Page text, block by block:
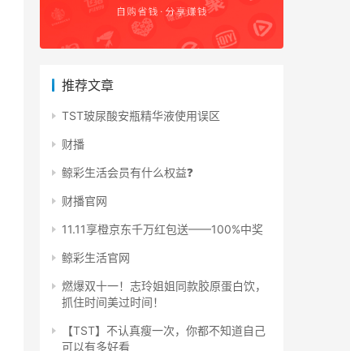
推荐文章
TST玻尿酸安瓶精华液使用误区
财播
鲸彩生活会员有什么权益❓
财播官网
11.11享橙京东千万红包送——100%中奖
鲸彩生活官网
燃爆双十一！志玲姐姐同款胶原蛋白饮，
抓住时间美过时间！
【TST】不认真瘦一次，你都不知道自己
可以有多好看